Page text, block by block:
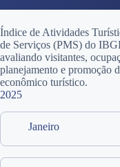
Índice de Atividades
de Serviços (PMS) do
avaliando visitantes,
planejamento e promoção
econômico turístico.
2025
Janeiro